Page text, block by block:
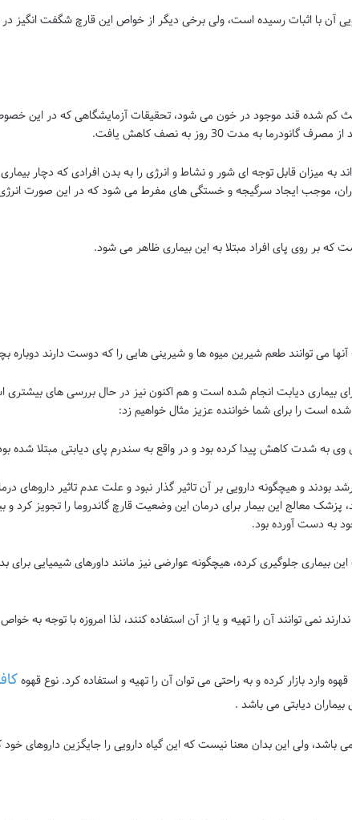
آن با اثبات رسیده است، ولی برخی دیگر از خواص این قارچ شگفت انگیز
کم شده قند موجود در خون می شود، تحقیقات آزمایشگاهی که در این
به مدت 30 روز به نصف کاهش یافت.
میزان قابل توجه ای شور و نشاط و انرژی را به بدن افرادی که دچار
موجب ایجاد سرگیجه و خستگی های مفرط می شود که در این صورت انرژی
که بر روی پای افراد مبتلا به این بیماری ظاهر می شود.
آنها می توانند طعم شیرین میوه ها و شیرینی هایی را که دوست دارند
بیماری دیابت انجام شده است و هم اکنون نیز در حال بررسی های
است را برای شما خواننده عزیز مثال خواهیم زد:
به شدت کاهش پیدا کرده بود و در واقع به سندرم پای دیابتی مبتلا شده
بودند و هیچگونه دارویی بر آن تاثیر گذار نبود و علت عدم تاثیر داروهای
معالج این بیمار برای درمان این وضعیت قارچ گاندروما را تجویز کرد
به دست آورده بود.
بیماری جلوگیری کرده، هیچگونه عوارضی نیز مانند داورهای شیمیایی برای
نمی توانند آن را تهیه و یا از آن استفاده کنند، لذا امروزه با توجه به
وارد بازار کرده و به راحتی می توان آن را تهیه و استفاده کرد. نوع قهوه
بیماران دیابتی می باشد .
باشد، ولی این بدان معنا نیست که این گیاه دارویی را جایگزین داروهای خود